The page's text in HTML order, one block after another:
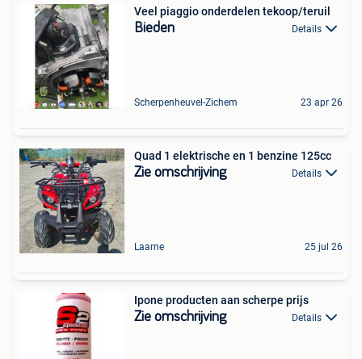
Veel piaggio onderdelen tekoop/teruil
Bieden Details
Scherpenheuvel-Zichem 23 apr 26
Quad 1 elektrische en 1 benzine 125cc
Zie omschrijving Details
Laarne 25 jul 26
Ipone producten aan scherpe prijs
Zie omschrijving Details